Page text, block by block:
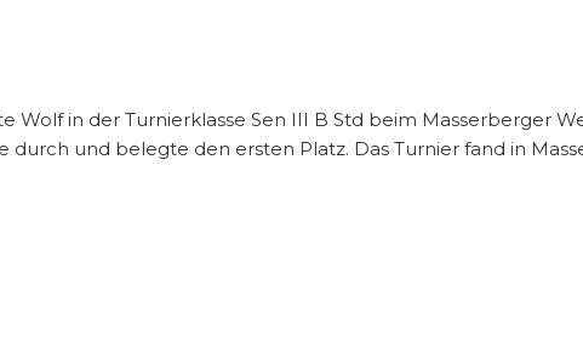
in der Turnierklasse Sen III B Std beim Masserberger
durch und belegte den ersten Platz. Das Turnier fand in